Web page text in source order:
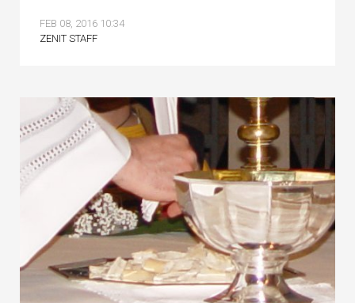
FEB 08, 2016 10:34
ZENIT STAFF